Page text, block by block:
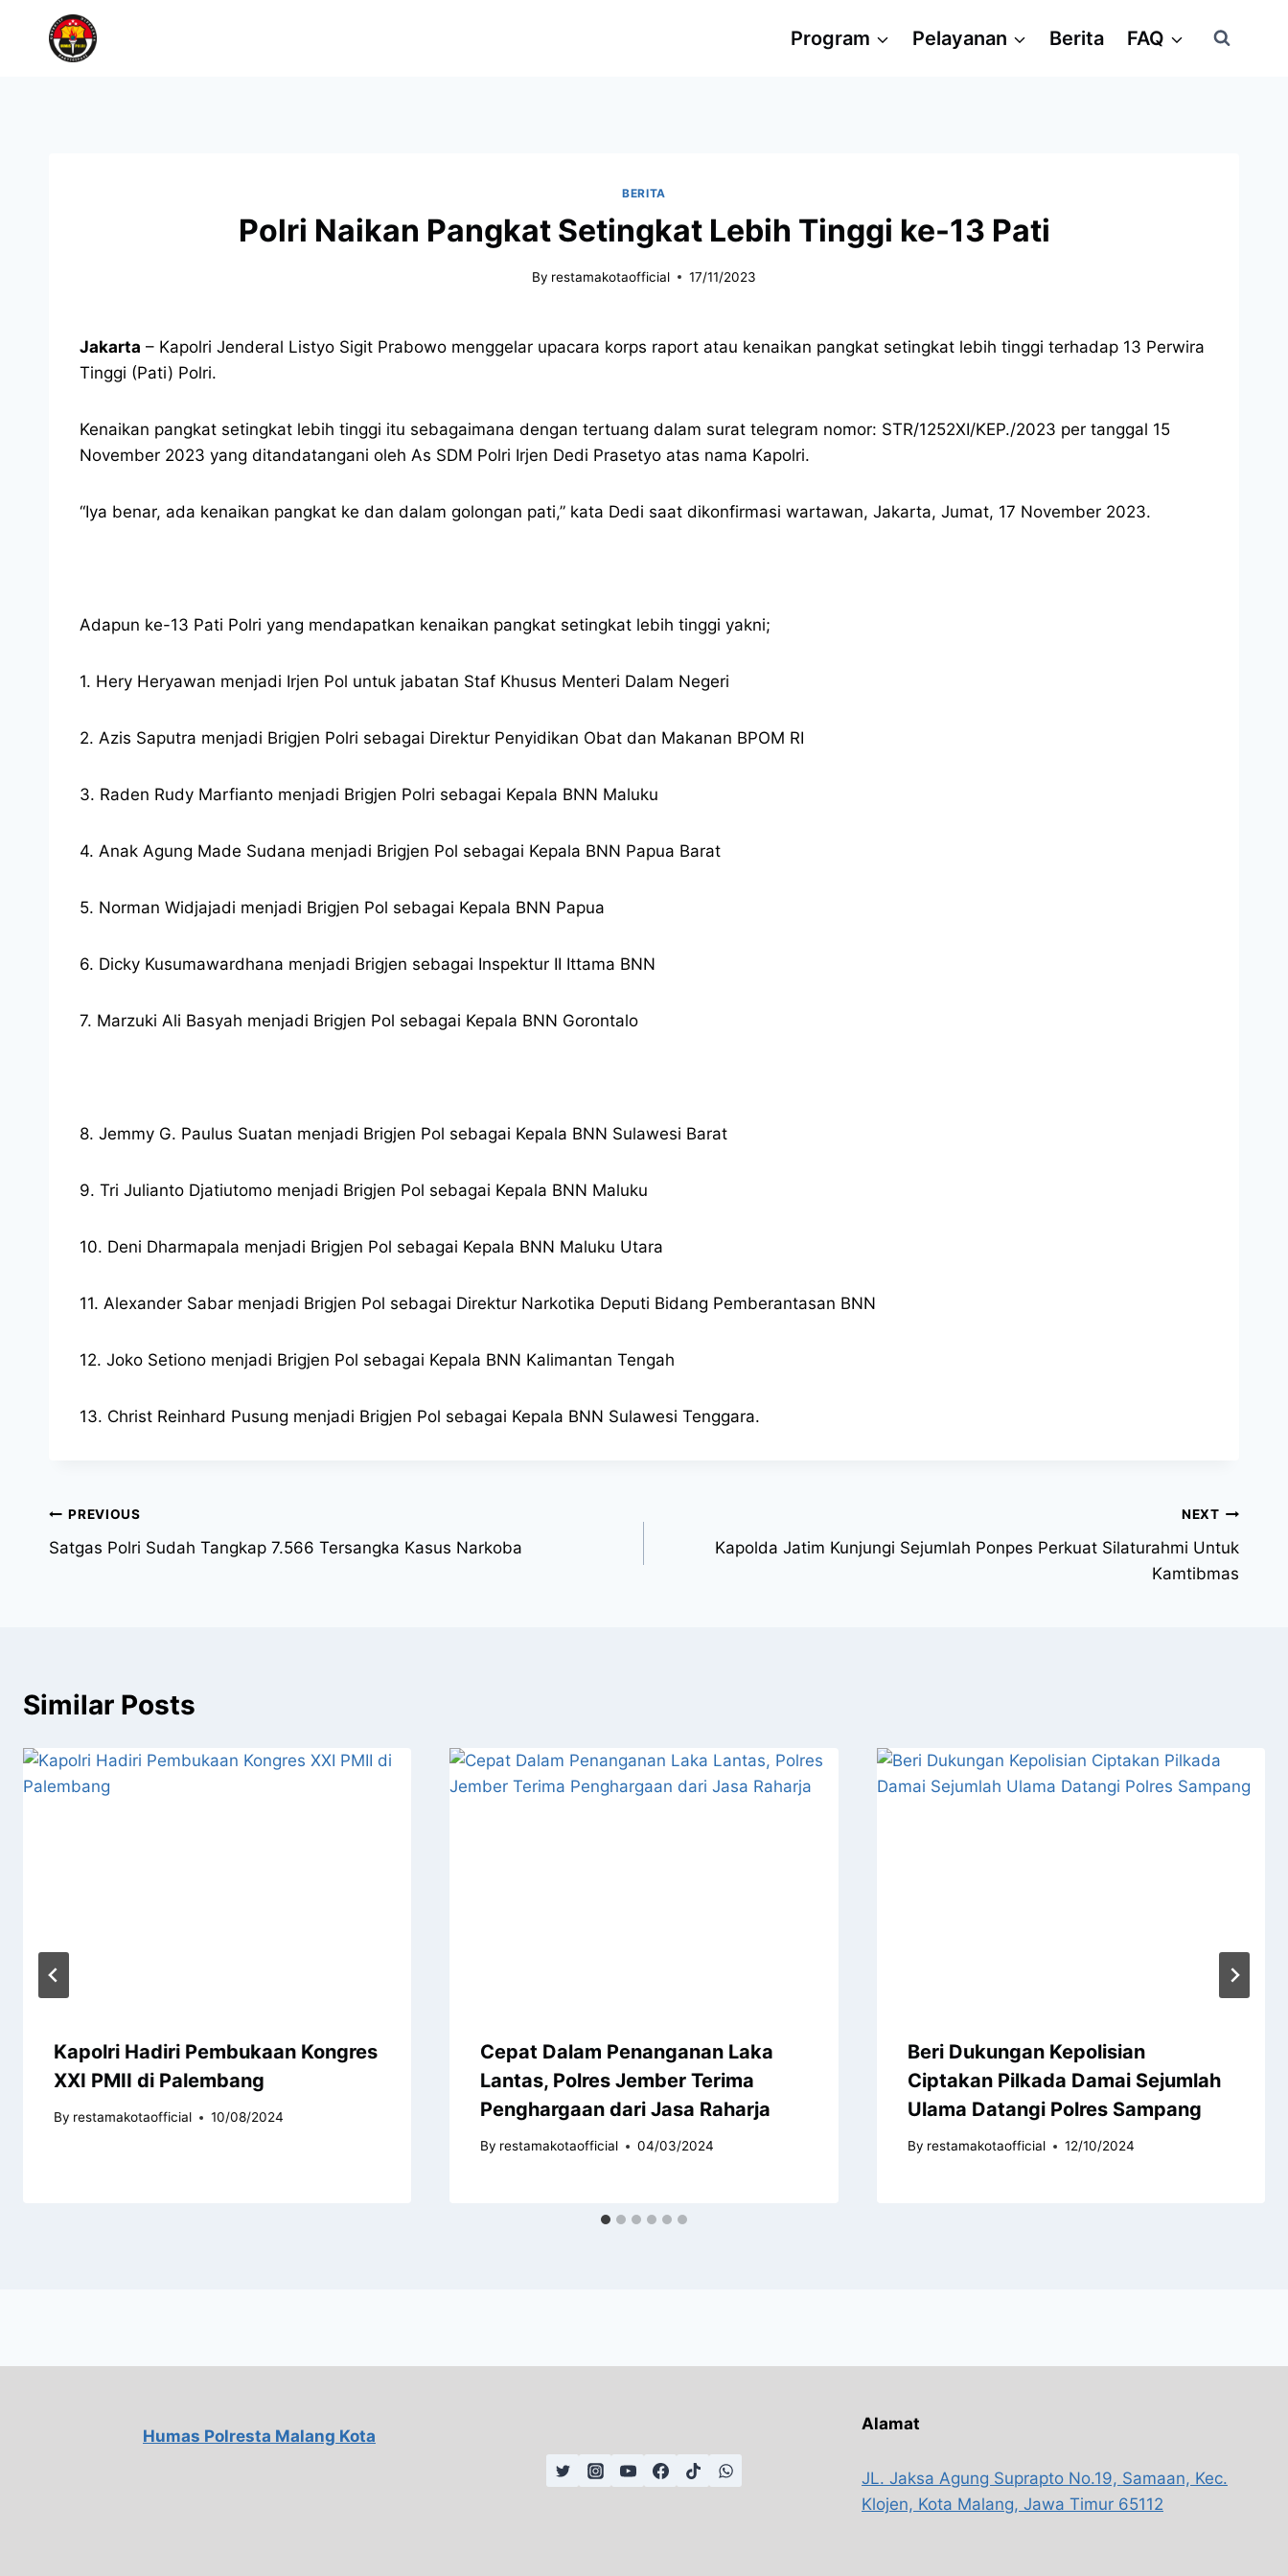
Program Pelayanan Berita FAQ
BERITA
Polri Naikan Pangkat Setingkat Lebih Tinggi ke-13 Pati
By restamakotaofficial 17/11/2023
Jakarta – Kapolri Jenderal Listyo Sigit Prabowo menggelar upacara korps raport atau kenaikan pangkat setingkat lebih tinggi terhadap 13 Perwira
Tinggi (Pati) Polri.
Kenaikan pangkat setingkat lebih tinggi itu sebagaimana dengan tertuang dalam surat telegram nomor: STR/1252XI/KEP./2023 per tanggal 15
November 2023 yang ditandatangani oleh As SDM Polri Irjen Dedi Prasetyo atas nama Kapolri.
“Iya benar, ada kenaikan pangkat ke dan dalam golongan pati,” kata Dedi saat dikonfirmasi wartawan, Jakarta, Jumat, 17 November 2023.
Adapun ke-13 Pati Polri yang mendapatkan kenaikan pangkat setingkat lebih tinggi yakni;
1. Hery Heryawan menjadi Irjen Pol untuk jabatan Staf Khusus Menteri Dalam Negeri
2. Azis Saputra menjadi Brigjen Polri sebagai Direktur Penyidikan Obat dan Makanan BPOM RI
3. Raden Rudy Marfianto menjadi Brigjen Polri sebagai Kepala BNN Maluku
4. Anak Agung Made Sudana menjadi Brigjen Pol sebagai Kepala BNN Papua Barat
5. Norman Widjajadi menjadi Brigjen Pol sebagai Kepala BNN Papua
6. Dicky Kusumawardhana menjadi Brigjen sebagai Inspektur II Ittama BNN
7. Marzuki Ali Basyah menjadi Brigjen Pol sebagai Kepala BNN Gorontalo
8. Jemmy G. Paulus Suatan menjadi Brigjen Pol sebagai Kepala BNN Sulawesi Barat
9. Tri Julianto Djatiutomo menjadi Brigjen Pol sebagai Kepala BNN Maluku
10. Deni Dharmapala menjadi Brigjen Pol sebagai Kepala BNN Maluku Utara
11. Alexander Sabar menjadi Brigjen Pol sebagai Direktur Narkotika Deputi Bidang Pemberantasan BNN
12. Joko Setiono menjadi Brigjen Pol sebagai Kepala BNN Kalimantan Tengah
13. Christ Reinhard Pusung menjadi Brigjen Pol sebagai Kepala BNN Sulawesi Tenggara.
PREVIOUS
Satgas Polri Sudah Tangkap 7.566 Tersangka Kasus Narkoba
NEXT
Kapolda Jatim Kunjungi Sejumlah Ponpes Perkuat Silaturahmi Untuk
Kamtibmas
Similar Posts
Kapolri Hadiri Pembukaan Kongres
XXI PMII di Palembang
By restamakotaofficial 10/08/2024
Cepat Dalam Penanganan Laka
Lantas, Polres Jember Terima
Penghargaan dari Jasa Raharja
By restamakotaofficial 04/03/2024
Beri Dukungan Kepolisian
Ciptakan Pilkada Damai Sejumlah
Ulama Datangi Polres Sampang
By restamakotaofficial 12/10/2024
Humas Polresta Malang Kota
Alamat
JL. Jaksa Agung Suprapto No.19, Samaan, Kec.
Klojen, Kota Malang, Jawa Timur 65112